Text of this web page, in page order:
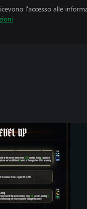
l'accesso alle